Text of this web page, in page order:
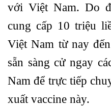
với Việt Nam. Do
cung cấp 10 triệu
Việt Nam từ nay
sẵn sàng cử ngay
Nam để trực tiếp
xuất vaccine này.